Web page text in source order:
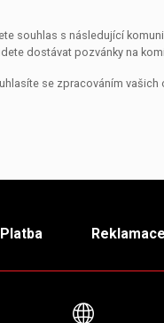
souhlas s následující
dostávat pozvánky na
se zpracováním
Platba Reklamace